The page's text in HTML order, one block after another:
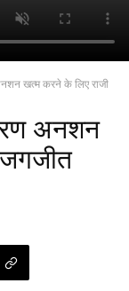
खत्म करने के लिए राजी
अनशन